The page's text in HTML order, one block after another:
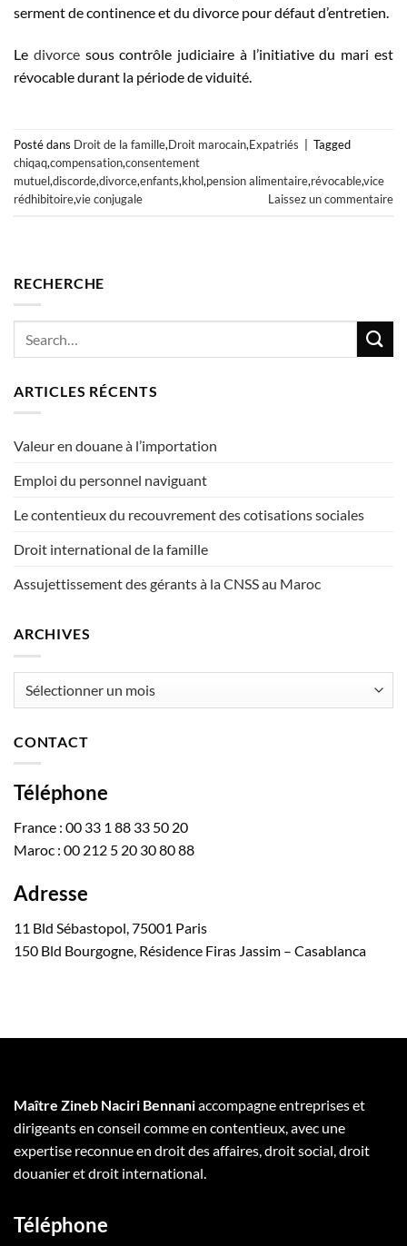
serment de continence et du divorce pour défaut d’entretien.
Le divorcesous contrôle judiciaire à l’initiative du mari est
révocable durant la période de viduité.
Posté dans Droit de la famille,Droit marocain,Expatriés
Tagged
chiqaq,compensation,consentement
mutuel,discorde,divorce,enfants,khol,pension alimentaire,révocable,vice
rédhibitoire,vie conjugale Laissez un commentaire
RECHERCHE
ARTICLES RÉCENTS
Valeur en douane à l’importation
Emploi du personnel naviguant
Le contentieux du recouvrement des cotisations sociales
Droit international de la famille
Assujettissement des gérants à la CNSS au Maroc
ARCHIVES
CONTACT
Téléphone
France : 00 33 1 88 33 50 20
Maroc : 00 212 5 20 30 80 88
Adresse
11 Bld Sébastopol, 75001 Paris
150 Bld Bourgogne, Résidence Firas Jassim – Casablanca
Maître Zineb Naciri Bennaniaccompagne entreprises et
dirigeants en conseil comme en contentieux, avec une
expertise reconnue en droit des affaires, droit social, droit
douanier et droit international.
Téléphone